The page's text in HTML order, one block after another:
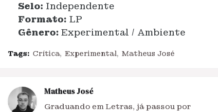
Selo: Independente
Formato: LP
Gênero: Experimental / Ambiente
Tags: Crítica Experimental Matheus José
Matheus José
Graduando em Letras, já passou por